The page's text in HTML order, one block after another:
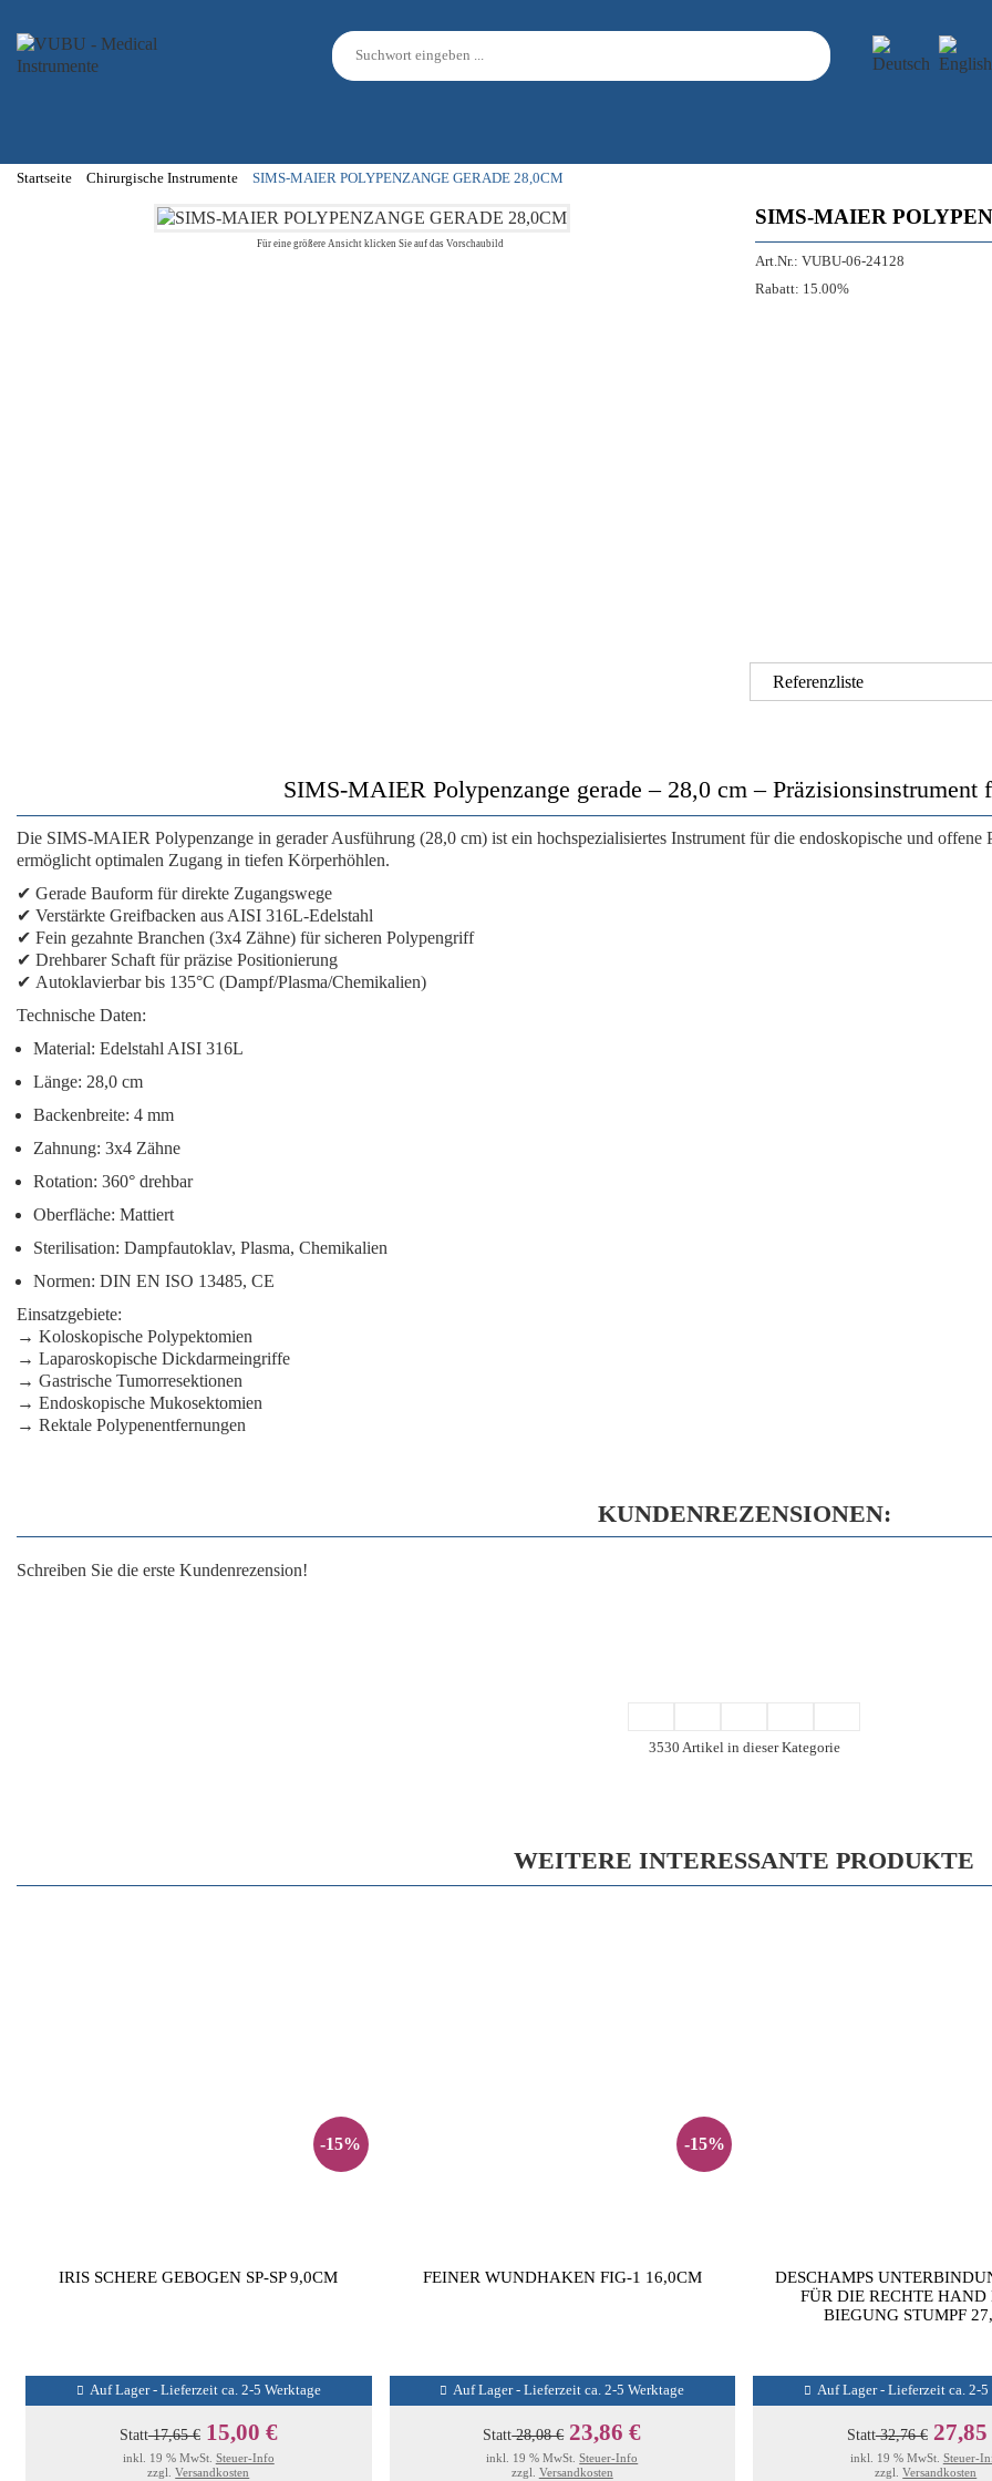
Startseite Chirurgische Instrumente SIMS-MAIER POLYPENZANGE GERADE 28,0CM
Für eine größere Ansicht klicken Sie auf das Vorschaubild
SIMS-MAIER
Art.Nr.: VUBU-06-24128
Rabatt: 15.00%
Referenzliste
SIMS-MAIER Polypenzange gerade – 28,0 cm – Präzisionsinstrument
Die SIMS-MAIER Polypenzange in gerader Ausführung (28,0 cm) ist ein hochspezialisiertes Instrument für die endoskopische und
ermöglicht optimalen Zugang in tiefen Körperhöhlen.
✔ Gerade Bauform für direkte Zugangswege
✔ Verstärkte Greifbacken aus AISI 316L-Edelstahl
✔ Fein gezahnte Branchen (3x4 Zähne) für sicheren Polypengriff
✔ Drehbarer Schaft für präzise Positionierung
✔ Autoklavierbar bis 135°C (Dampf/Plasma/Chemikalien)
Technische Daten:
Material: Edelstahl AISI 316L
Länge: 28,0 cm
Backenbreite: 4 mm
Zahnung: 3x4 Zähne
Rotation: 360° drehbar
Oberfläche: Mattiert
Sterilisation: Dampfautoklav, Plasma, Chemikalien
Normen: DIN EN ISO 13485, CE
Einsatzgebiete:
→ Koloskopische Polypektomien
→ Laparoskopische Dickdarmeingriffe
→ Gastrische Tumorresektionen
→ Endoskopische Mukosektomien
→ Rektale Polypenentfernungen
KUNDENREZENSIONEN:
Schreiben Sie die erste Kundenrezension!
3530 Artikel in dieser Kategorie
WEITERE INTERESSANTE PRODUKTE
-15%
IRIS SCHERE GEBOGEN SP-SP 9,0CM
Auf Lager - Lieferzeit ca. 2-5 Werktage
Statt17,65 € 15,00 €
inkl. 19 % MwSt. Steuer-Info
zzgl.Versandkosten
-15%
FEINER WUNDHAKEN FIG-1 16,0CM
Auf Lager - Lieferzeit ca. 2-5 Werktage
Statt28,08 € 23,86 €
inkl. 19 % MwSt.Steuer-Info
zzgl. Versandkosten
DESCHAMPS
FÜR DIE RECHTE
BIEGUNG STUMPF
Auf Lager - Lieferzeit ca. 2-5
Statt32,76 € 27,85
inkl. 19 % MwSt. Steuer-
zzgl.Versandkosten